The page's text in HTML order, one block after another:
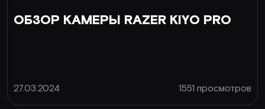
ОБЗОР КАМЕРЫ RAZER KIYO PRO
27.03.2024 1551 просмотров